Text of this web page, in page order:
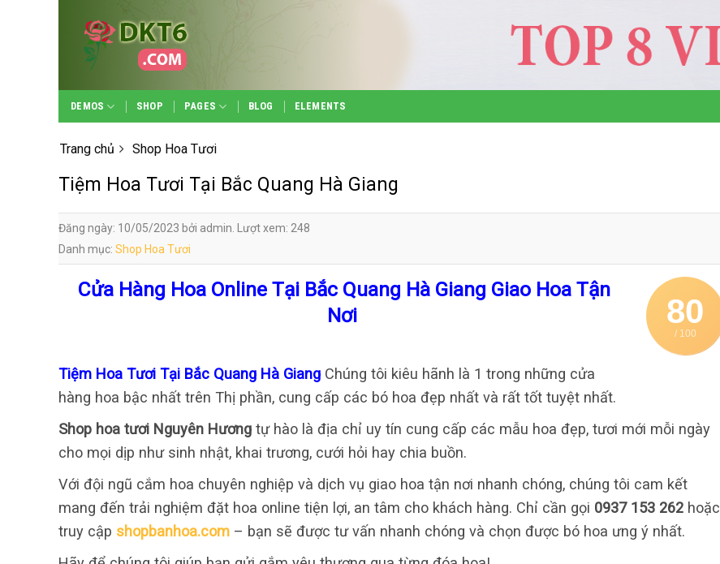
content
DEMOS SHOP PAGES BLOG ELEMENTS
Trang chủ Shop Hoa Tươi
Tiệm Hoa Tươi Tại Bắc Quang Hà Giang
Đăng ngày: 10/05/2023 bởi admin. Lượt xem: 248
Danh mục: Shop Hoa Tươi
80
/ 100
Cửa Hàng Hoa Online Tại Bắc Quang Hà Giang Giao Hoa Tận
Nơi
Tiệm Hoa Tươi Tại Bắc Quang Hà Giang Chúng tôi kiêu hãnh là 1 trong những cửa
hàng hoa bậc nhất trên Thị phần, cung cấp các bó hoa đẹp nhất và rất tốt tuyệt nhất.
Shop hoa tươi Nguyên Hương tự hào là địa chỉ uy tín cung cấp các mẫu hoa đẹp, tươi mới mỗi ngày
cho mọi dịp như sinh nhật, khai trương, cưới hỏi hay chia buồn.
Với đội ngũ cắm hoa chuyên nghiệp và dịch vụ giao hoa tận nơi nhanh chóng, chúng tôi cam kết
mang đến trải nghiệm đặt hoa online tiện lợi, an tâm cho khách hàng. Chỉ cần gọi 0937 153 262 hoặc
truy cập shopbanhoa.com – bạn sẽ được tư vấn nhanh chóng và chọn được bó hoa ưng ý nhất.